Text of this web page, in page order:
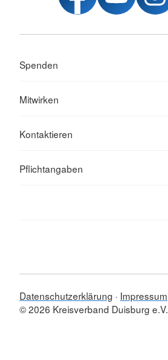
Spenden
Mitwirken
Kontaktieren
Pflichtangaben
Datenschutzerklärung
Impressum
© 2026 Kreisverband Duisburg e.V.